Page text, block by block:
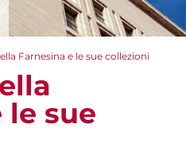
Farnesina e le sue collezioni
le sue